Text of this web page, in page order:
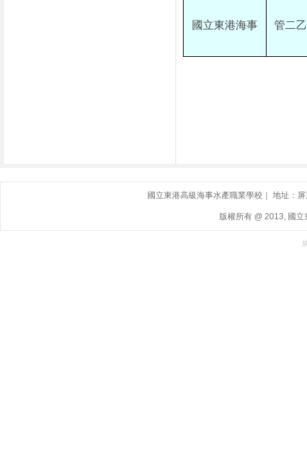
國立東港海事 管二乙
國立東港高級海事水產職業學校｜ 地址：
版權所有 @ 2013, 國